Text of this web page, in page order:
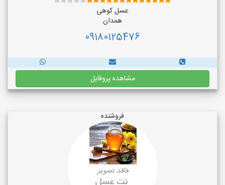
عسل کوهی
همدان
09180125476
مشاهده پروفایل
فروشنده